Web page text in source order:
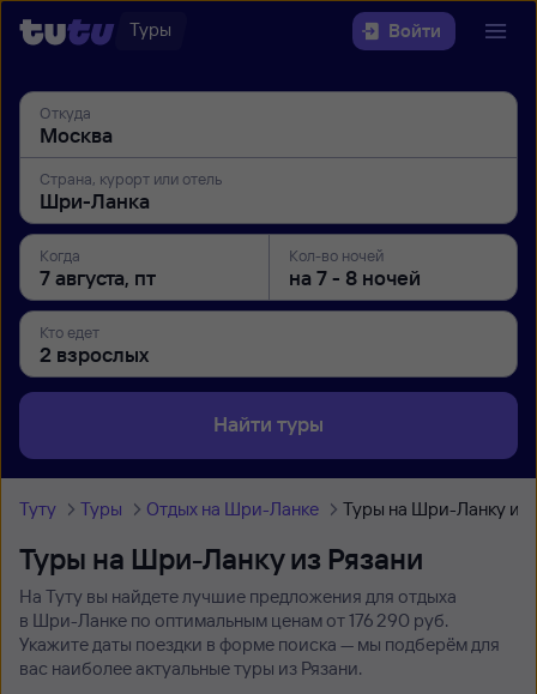
Туры Войти
Откуда
Страна, курорт или отель
Когда Кол-во ночей
Кто едет
Найти туры
Туту Туры Отдых на Шри-Ланке Туры на Шри-Ланку из
Туры на Шри-Ланку из Рязани
На Туту вы найдете лучшие предложения для отдыха
в Шри-Ланке по оптимальным ценам от 176 ⁠290 руб.
Укажите даты поездки в форме поиска — мы подберём для
вас наиболее актуальные туры из Рязани.